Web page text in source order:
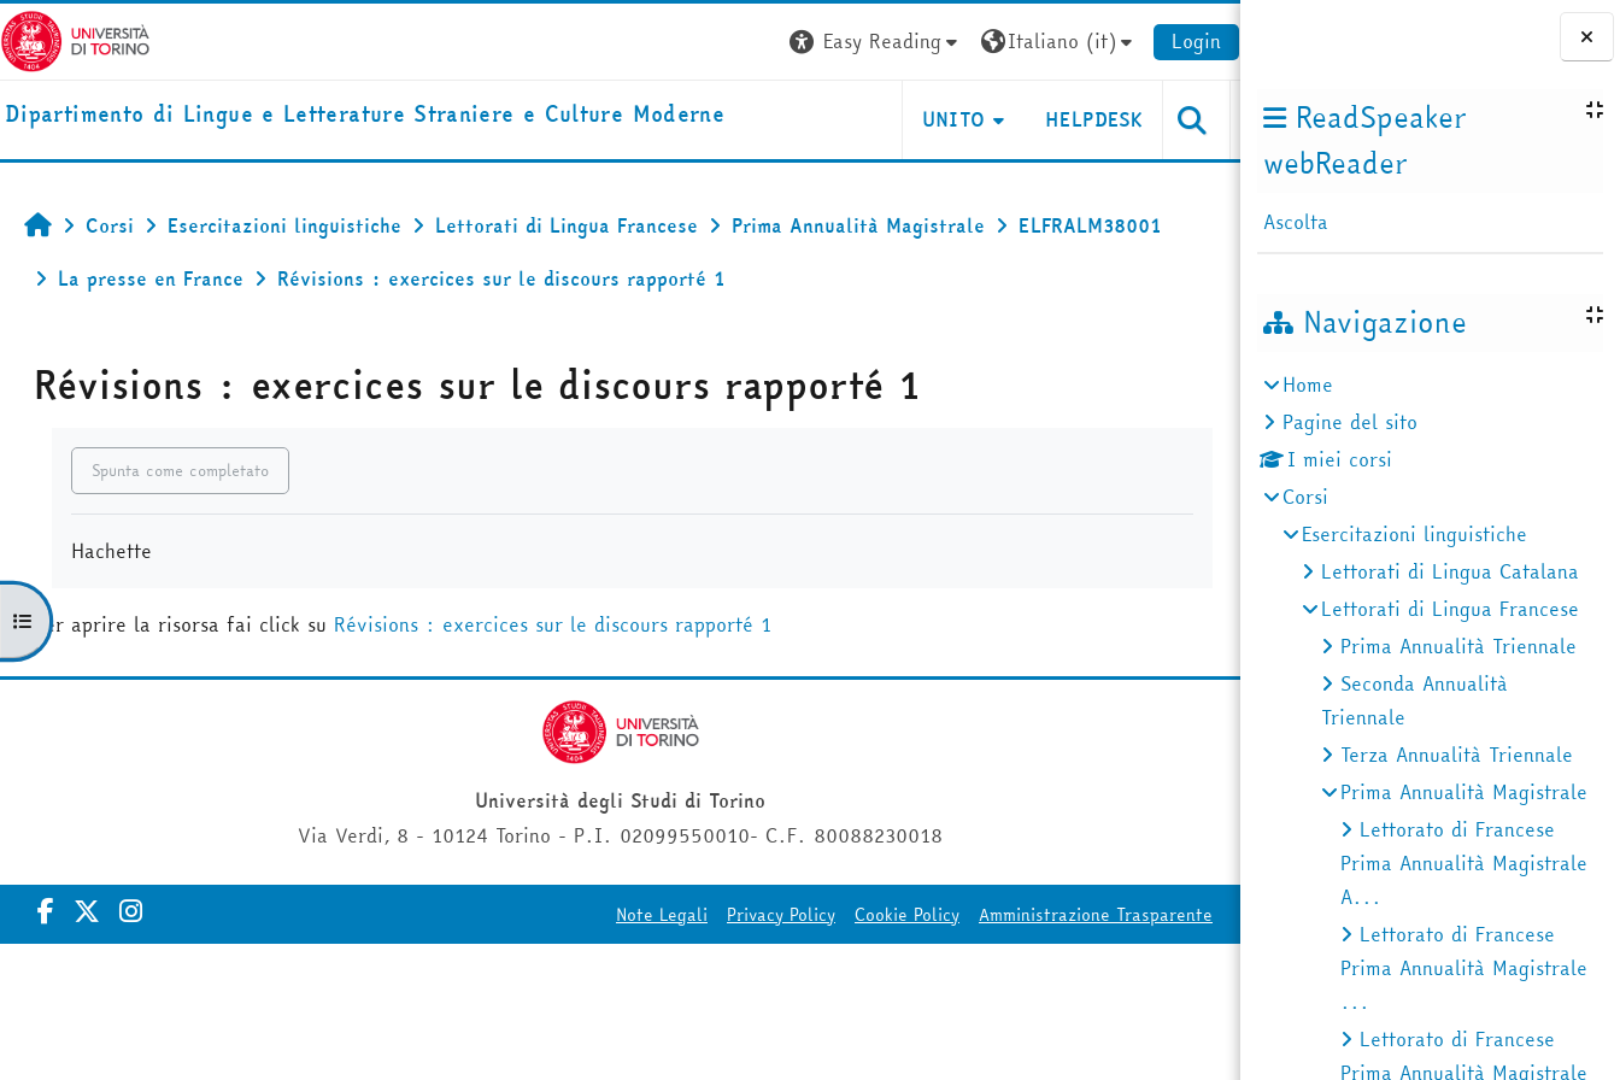
Vai al contenuto principale
Blocchi
ReadSpeaker
webReader
Ascolta
Navigazione
Home
Pagine del sito
I miei corsi
Corsi
Esercitazioni linguistiche
Lettorati di Lingua Catalana
Lettorati di Lingua Francese
Prima Annualità Triennale
Seconda Annualità
Triennale
Terza Annualità Triennale
Prima Annualità Magistrale
Lettorato di Francese
Prima Annualità Magistrale
A...
Lettorato di Francese
Prima Annualità Magistrale
...
Lettorato di Francese
Prima Annualità Magistrale
Easy Reading Italiano ‎(it)‎ Login
Dipartimento di Lingue e Letterature Straniere e Culture Moderne UNITO HELPDESK
Apri indice del corso
Home
Corsi Esercitazioni linguistiche Lettorati di Lingua Francese Prima Annualità Magistrale
ELFRALM38001
La presse en France
Révisions : exercices sur le discours rapporté 1
Révisions : exercices sur le discours rapporté 1
Aggregazione dei criteri
Spunta come completato
Hachette
Per aprire la risorsa fai click su Révisions : exercices sur le discours rapporté 1
Università degli Studi di Torino
Via Verdi, 8 - 10124 Torino - P.I. 02099550010- C.F. 80088230018
Note Legali Privacy Policy Cookie Policy Amministrazione Trasparente